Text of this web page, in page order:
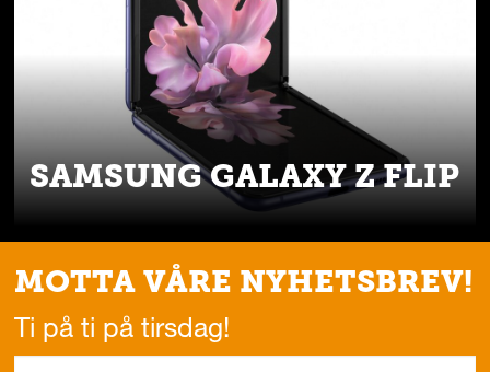
SAMSUNG GALAXY Z FLIP
MOTTA VÅRE NYHETSBREV!
Ti på ti på tirsdag!